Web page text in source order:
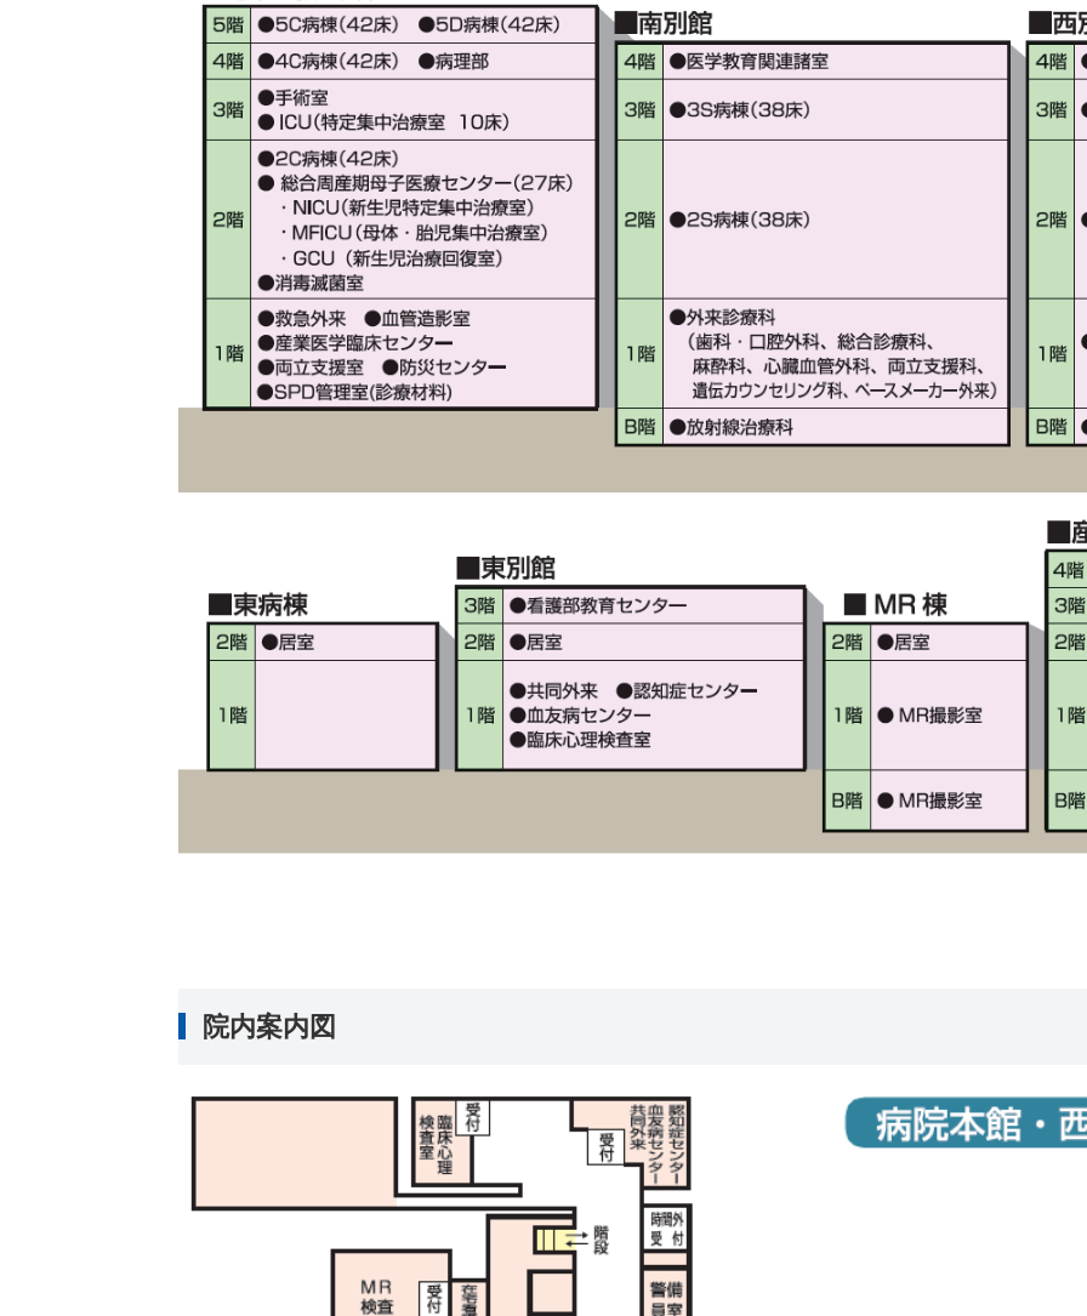
院内案内図